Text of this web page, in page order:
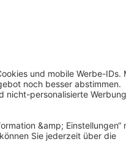
inkl. 8.1 MwSt.